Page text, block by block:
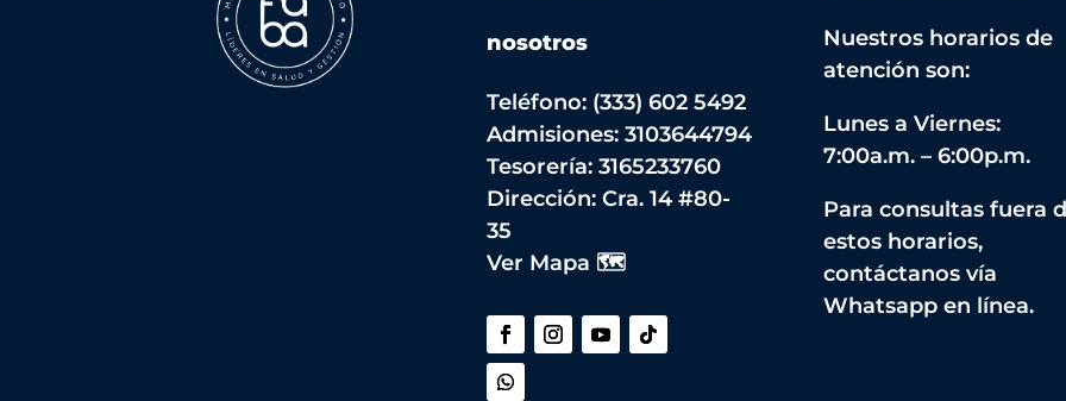
nosotros
Teléfono: (333) 602 5492
Admisiones: 3103644794
Tesorería: 3165233760
Dirección: Cra. 14 #80-
35
Ver Mapa 🗺️
Nuestros horarios de
atención son:
Lunes a Viernes:
7:00a.m. – 6:00p.m.
Para consultas fuera
estos horarios,
contáctanos vía
Whatsapp en línea.